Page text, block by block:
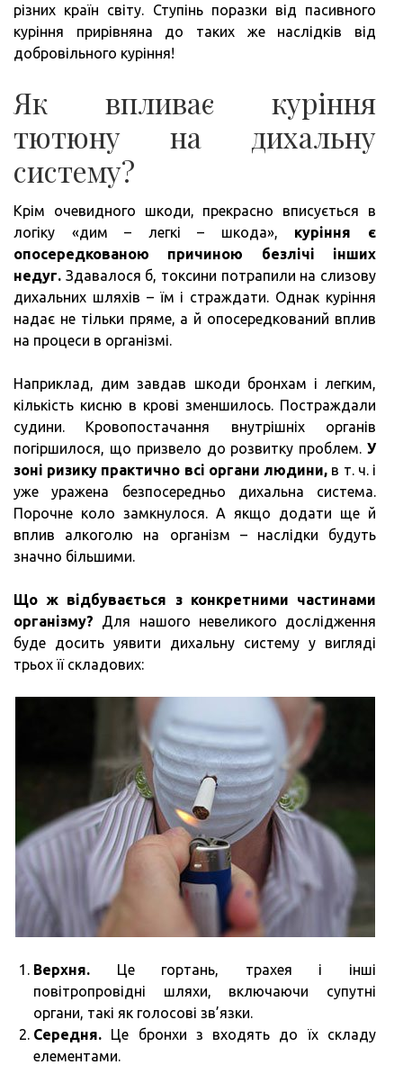
різних країн світу. Ступінь поразки від пасивного
куріння прирівняна до таких же наслідків від
добровільного куріння!
Як впливає куріння
тютюну на дихальну
систему?
Крім очевидного шкоди, прекрасно вписується в
логіку «дим – легкі – шкода», куріння є
опосередкованою причиною безлічі інших
недуг. Здавалося б, токсини потрапили на слизову
дихальних шляхів – їм і страждати. Однак куріння
надає не тільки пряме, а й опосередкований вплив
на процеси в організмі.
Наприклад, дим завдав шкоди бронхам і легким,
кількість кисню в крові зменшилось. Постраждали
судини. Кровопостачання внутрішніх органів
погіршилося, що призвело до розвитку проблем. У
зоні ризику практично всі органи людини, в т. ч. і
уже уражена безпосередньо дихальна система.
Порочне коло замкнулося. А якщо додати ще й
вплив алкоголю на організм – наслідки будуть
значно більшими.
Що ж відбувається з конкретними частинами
організму? Для нашого невеликого дослідження
буде досить уявити дихальну систему у вигляді
трьох її складових:
Верхня. Це гортань, трахея і інші
повітропровідні шляхи, включаючи супутні
органи, такі як голосові зв’язки.
Середня. Це бронхи з входять до їх складу
елементами.